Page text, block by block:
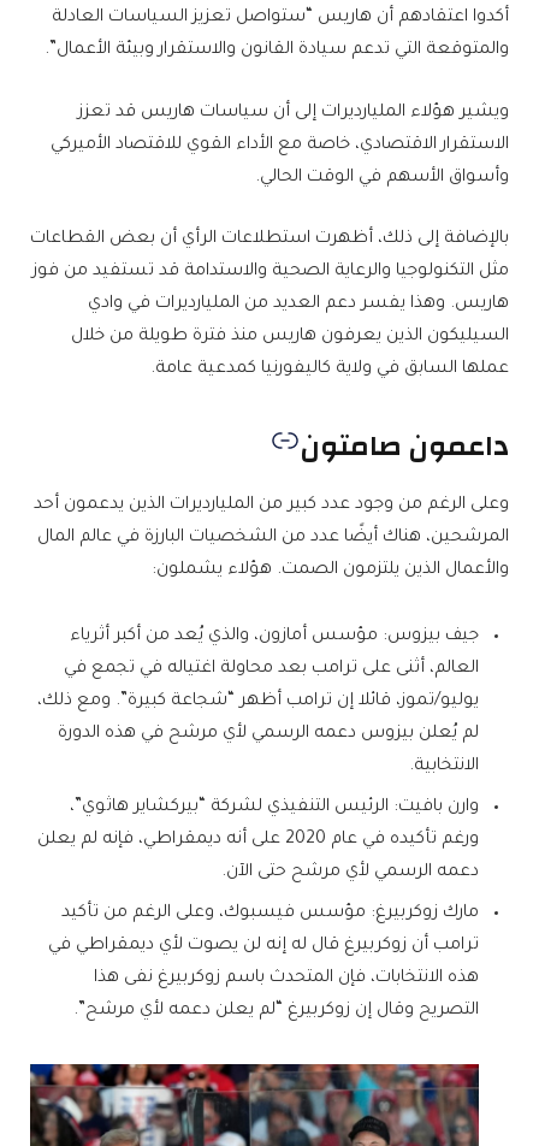
أكدوا اعتقادهم أن هاريس “ستواصل تعزيز السياسات العادلة
والمتوقعة التي تدعم سيادة القانون والاستقرار وبيئة الأعمال”.
ويشير هؤلاء المليارديرات إلى أن سياسات هاريس قد تعزز
الاستقرار الاقتصادي، خاصة مع الأداء القوي للاقتصاد الأميركي
وأسواق الأسهم في الوقت الحالي.
بالإضافة إلى ذلك، أظهرت استطلاعات الرأي أن بعض القطاعات
مثل التكنولوجيا والرعاية الصحية والاستدامة قد تستفيد من فوز
هاريس. وهذا يفسر دعم العديد من المليارديرات في وادي
السيليكون الذين يعرفون هاريس منذ فترة طويلة من خلال
عملها السابق في ولاية كاليفورنيا كمدعية عامة.
داعمون صامتون
وعلى الرغم من وجود عدد كبير من المليارديرات الذين يدعمون أحد
المرشحين، هناك أيضًا عدد من الشخصيات البارزة في عالم المال
والأعمال الذين يلتزمون الصمت. هؤلاء يشملون:
جيف بيزوس: مؤسس أمازون، والذي يُعد من أكبر أثرياء
العالم، أثنى على ترامب بعد محاولة اغتياله في تجمع في
يوليو/تموز، قائلا إن ترامب أظهر “شجاعة كبيرة”. ومع ذلك،
لم يُعلن بيزوس دعمه الرسمي لأي مرشح في هذه الدورة
الانتخابية.
وارن بافيت: الرئيس التنفيذي لشركة “بيركشاير هاثوي”،
ورغم تأكيده في عام 2020 على أنه ديمقراطي، فإنه لم يعلن
دعمه الرسمي لأي مرشح حتى الآن.
مارك زوكربيرغ: مؤسس فيسبوك، وعلى الرغم من تأكيد
ترامب أن زوكربيرغ قال له إنه لن يصوت لأي ديمقراطي في
هذه الانتخابات، فإن المتحدث باسم زوكربيرغ نفى هذا
التصريح وقال إن زوكربيرغ “لم يعلن دعمه لأي مرشح”.